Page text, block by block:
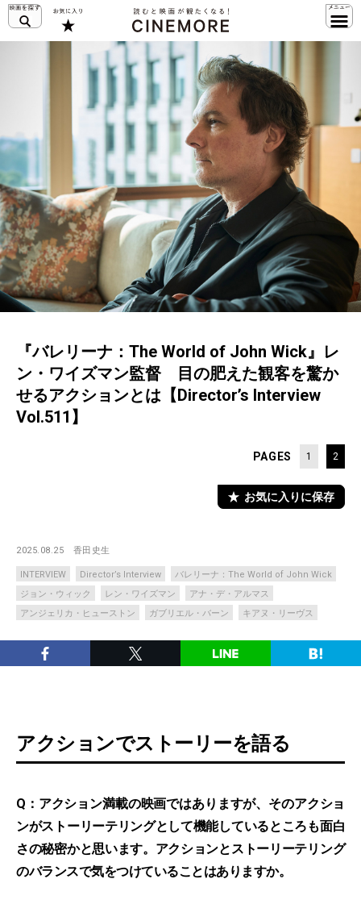
『バレリーナ：The World of John Wick』レ
ン・ワイズマン監督 目の肥えた観客を驚か
せるアクションとは【Director’s Interview
Vol.511】
PAGES 1 2
お気に入りに保存
2025.08.25 香田史生
INTERVIEW Director’s Interview
バレリーナ：The World of John Wick
ジョン・ウィック
レン・ワイズマン
アナ・デ・アルマス
アンジェリカ・ヒューストン
ガブリエル・バーン キアヌ・リーヴス
アクションでストーリーを語る
Q：アクション満載の映画ではありますが、そのアクショ
ンがストーリーテリングとして機能しているところも面白
さの秘密かと思います。アクションとストーリーテリング
のバランスで気をつけていることはありますか。